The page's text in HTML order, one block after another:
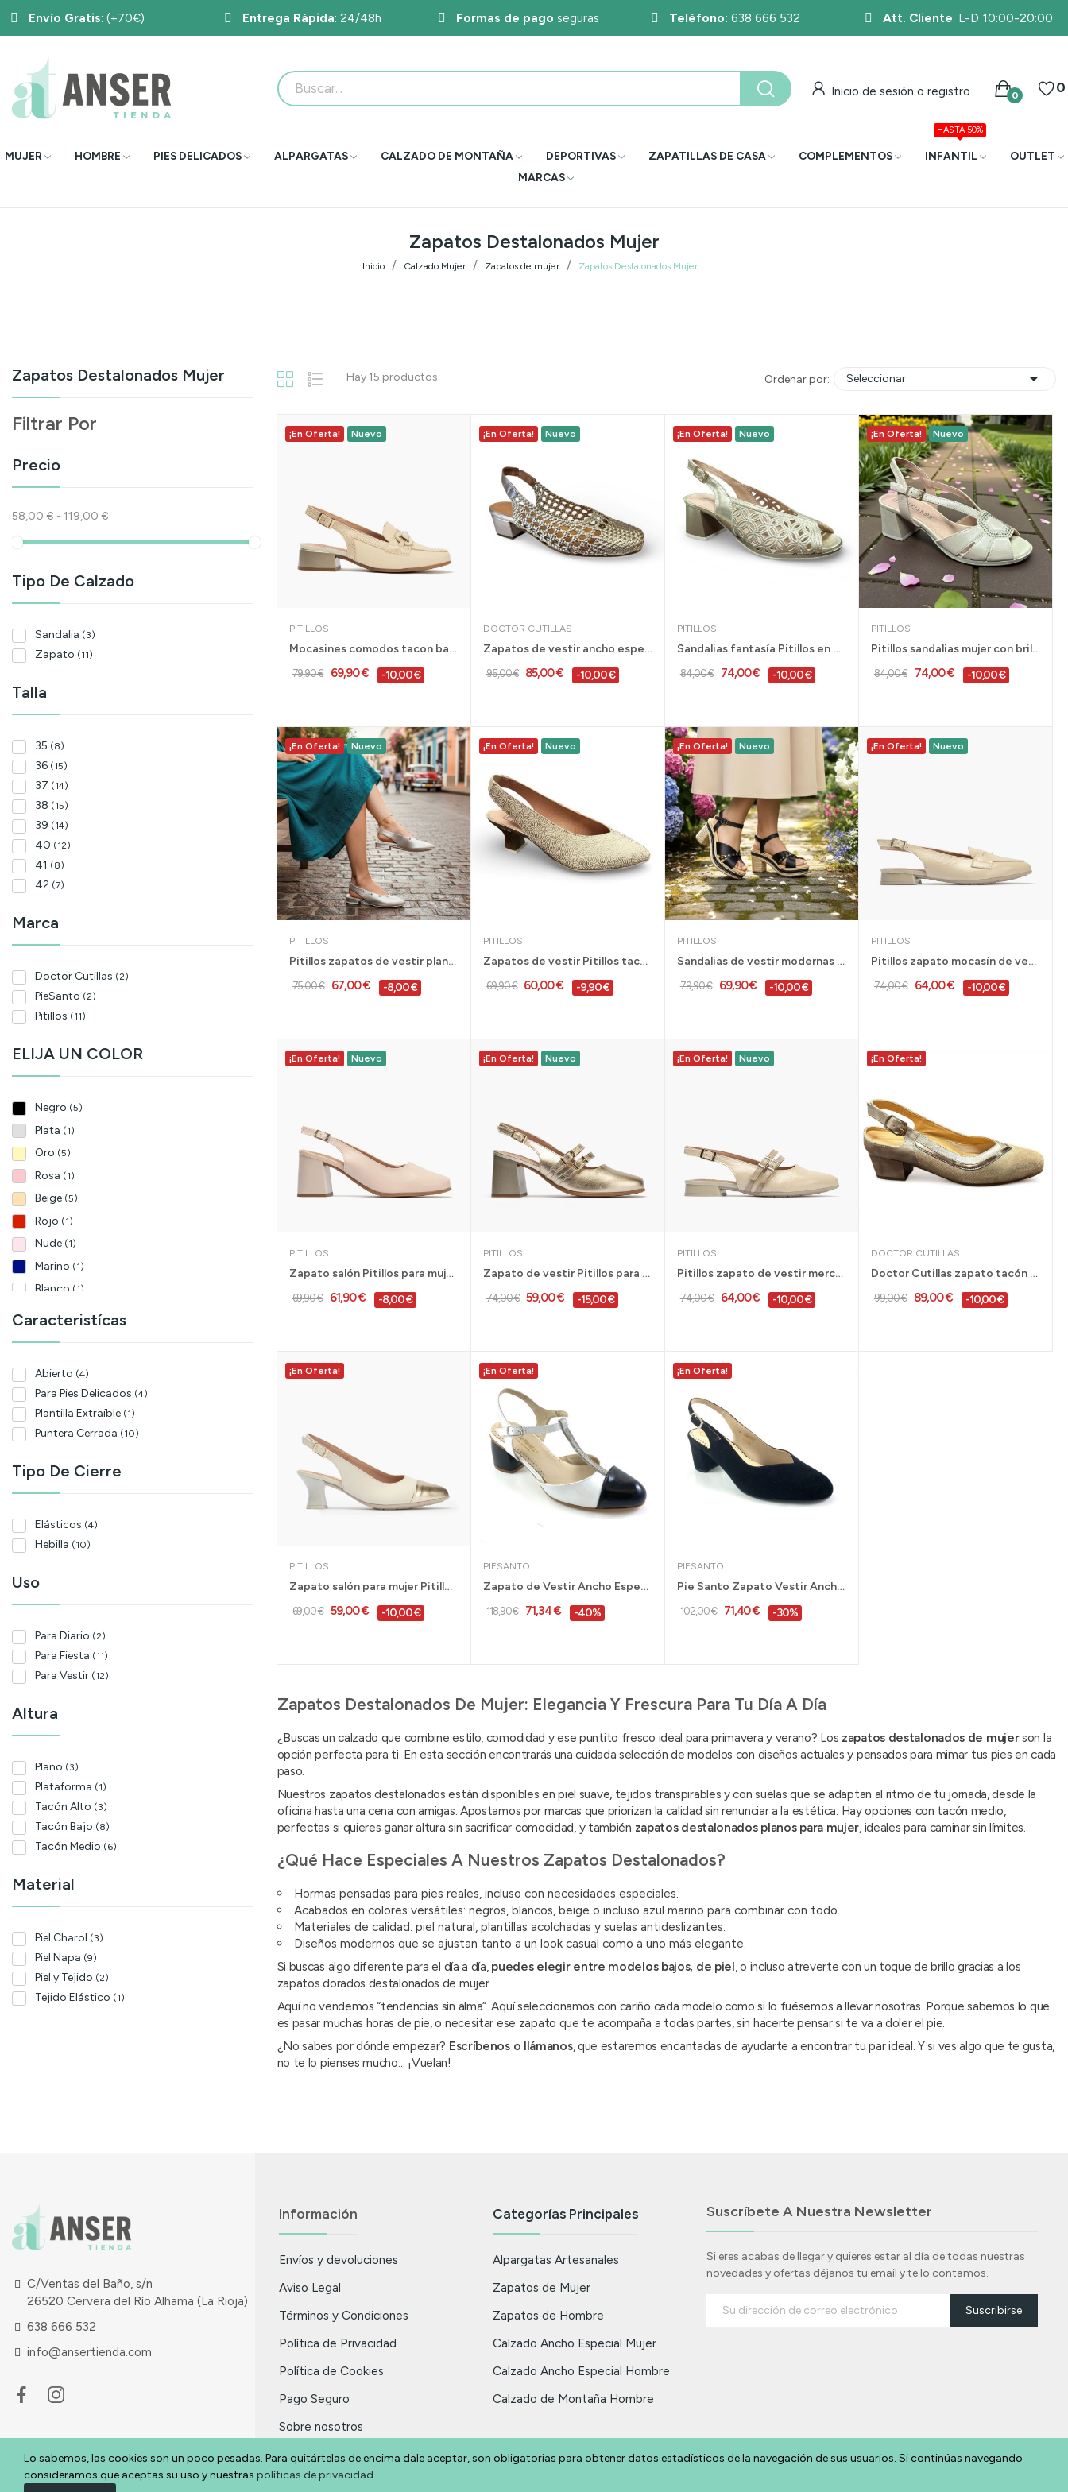
Envío Gratis: (+70€) Entrega Rápida: 24/48h Formas de pago seguras Teléfono: 638 666 532 Att. Cliente: L-D 10:00-20:00
Inicio de sesión o registro 0 0
MUJER HOMBRE PIES DELICADOS ALPARGATAS CALZADO DE MONTAÑA DEPORTIVAS ZAPATILLAS DE CASA COMPLEMENTOS INFANTIL
HASTA 50%
OUTLET
MARCAS
Zapatos Destalonados Mujer
Inicio Calzado Mujer Zapatos de mujer Zapatos Destalonados Mujer
Zapatos Destalonados Mujer
Filtrar Por
Precio
58,00 € - 119,00 €
Tipo De Calzado
Sandalia (3)
Zapato (11)
Talla
35 (8)
36 (15)
37 (14)
38 (15)
39 (14)
40 (12)
41 (8)
42 (7)
Marca
Doctor Cutillas (2)
PieSanto (2)
Pitillos (11)
ELIJA UN COLOR
Negro (5)
Plata (1)
Oro (5)
Rosa (1)
Beige (5)
Rojo (1)
Nude (1)
Marino (1)
Blanco (1)
Caracteristícas
Abierto (4)
Para Pies Delicados (4)
Plantilla Extraíble (1)
Puntera Cerrada (10)
Tipo De Cierre
Elásticos (4)
Hebilla (10)
Uso
Para Diario (2)
Para Fiesta (11)
Para Vestir (12)
Altura
Plano (3)
Plataforma (1)
Tacón Alto (3)
Tacón Bajo (8)
Tacón Medio (6)
Material
Piel Charol (3)
Piel Napa (9)
Piel y Tejido (2)
Tejido Elástico (1)
Hay 15 productos. Ordenar por: Seleccionar 
¡En Oferta! Nuevo
PITILLOS
Mocasines comodos tacon bajo para mujer...
79,90 € 69,90 € -10,00 €
¡En Oferta! Nuevo
DOCTOR CUTILLAS
Zapatos de vestir ancho especial con tacón...
95,00 € 85,00 € -10,00 €
¡En Oferta! Nuevo
PITILLOS
Sandalias fantasía Pitillos en horma ancha para...
84,00 € 74,00 € -10,00 €
¡En Oferta! Nuevo
PITILLOS
Pitillos sandalias mujer con brillantes de...
84,00 € 74,00 € -10,00 €
¡En Oferta! Nuevo
PITILLOS
Pitillos zapatos de vestir planos con tacon...
75,00 € 67,00 € -8,00 €
¡En Oferta! Nuevo
PITILLOS
Zapatos de vestir Pitillos tacon bajo cómodo...
69,90 € 60,00 € -9,90 €
¡En Oferta! Nuevo
PITILLOS
Sandalias de vestir modernas Pitillos piel...
79,90 € 69,90 € -10,00 €
¡En Oferta! Nuevo
PITILLOS
Pitillos zapato mocasín de vestir tacón bajo...
74,00 € 64,00 € -10,00 €
¡En Oferta! Nuevo
PITILLOS
Zapato salón Pitillos para mujer con tacón alto...
69,90 € 61,90 € -8,00 €
¡En Oferta! Nuevo
PITILLOS
Zapato de vestir Pitillos para mujer con tacón...
74,00 € 59,00 € -15,00 €
¡En Oferta! Nuevo
PITILLOS
Pitillos zapato de vestir mercedes doble correa...
74,00 € 64,00 € -10,00 €
¡En Oferta!
DOCTOR CUTILLAS
Doctor Cutillas zapato tacón bajo ancho...
99,00 € 89,00 € -10,00 €
¡En Oferta!
PITILLOS
Zapato salón para mujer Pitillos con tacón bajo...
69,00 € 59,00 € -10,00 €
¡En Oferta!
PIESANTO
Zapato de Vestir Ancho Especial Pie Santo...
118,90 € 71,34 € -40%
¡En Oferta!
PIESANTO
Pie Santo Zapato Vestir Ancho Especial Mujer...
102,00 € 71,40 € -30%
Zapatos Destalonados De Mujer: Elegancia Y Frescura Para Tu Día A Día
¿Buscas un calzado que combine estilo, comodidad y ese puntito fresco ideal para primavera y verano? Los zapatos destalonados de mujerson la
opción perfecta para ti. En esta sección encontrarás una cuidada selección de modelos con diseños actuales y pensados para mimar tus pies en cada
paso.
Nuestros zapatos destalonados están disponibles en piel suave, tejidos transpirables y con suelas que se adaptan al ritmo de tu jornada, desde la
oficina hasta una cena con amigas. Apostamos por marcas que priorizan la calidad sin renunciar a la estética. Hay opciones con tacón medio,
perfectas si quieres ganar altura sin sacrificar comodidad, y también zapatos destalonados planos para mujer , ideales para caminar sin límites.
¿Qué Hace Especiales A Nuestros Zapatos Destalonados?
Hormas pensadas para pies reales, incluso con necesidades especiales.
Acabados en colores versátiles: negros blancos beige o incluso azul marino para combinar con todo.
Materiales de calidad: piel natural, plantillas acolchadas y suelas antideslizantes.
Diseños modernos que se ajustan tanto a un look casual como a uno más elegante.
Si buscas algo diferente para el día a día, puedes elegir entre modelos bajos, de piel , o incluso atreverte con un toque de brillo gracias a los
zapatos dorados destalonados de mujer.
Aquí no vendemos “tendencias sin alma”. Aquí seleccionamos con cariño cada modelo como si lo fuésemos a llevar nosotras. Porque sabemos lo que
es pasar muchas horas de pie, o necesitar ese zapato que te acompaña a todas partes, sin hacerte pensar si te va a doler el pie.
¿No sabes por dónde empezar? Escríbenos o llámanos, que estaremos encantadas de ayudarte a encontrar tu par ideal. Y si ves algo que te gusta,
no te lo pienses mucho… ¡Vuelan!
C/Ventas del Baño, s/n
26520 Cervera del Río Alhama (La Rioja)
638 666 532
info@ansertienda.com
Información
Envíos y devoluciones
Aviso Legal
Términos y Condiciones
Política de Privacidad
Política de Cookies
Pago Seguro
Sobre nosotros
Nuestras Tiendas
Promociones
Categorías Principales
Alpargatas Artesanales
Zapatos de Mujer
Zapatos de Hombre
Calzado Ancho Especial Mujer
Calzado Ancho Especial Hombre
Calzado de Montaña Hombre
Suscríbete A Nuestra Newsletter
Si eres acabas de llegar y quieres estar al día de todas nuestras
novedades y ofertas déjanos tu email y te lo contamos.
Suscribirse
Lo sabemos, las cookies son un poco pesadas. Para quitártelas de encima dale aceptar, son obligatorias para obtener datos estadísticos de la navegación de sus usuarios. Si continúas navegando
consideramos que aceptas su uso y nuestras políticas de privacidad.